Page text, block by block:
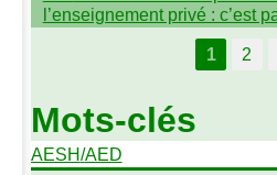
l’enseignement privé : c’est
1 2
Mots-clés
AESH/AED